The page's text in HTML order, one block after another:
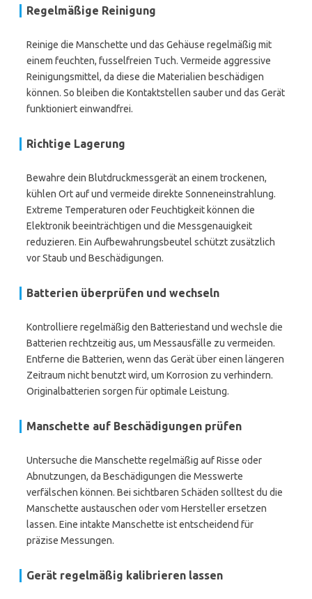
Regelmäßige Reinigung
Reinige die Manschette und das Gehäuse regelmäßig mit
einem feuchten, fusselfreien Tuch. Vermeide aggressive
Reinigungsmittel, da diese die Materialien beschädigen
können. So bleiben die Kontaktstellen sauber und das Gerät
funktioniert einwandfrei.
Richtige Lagerung
Bewahre dein Blutdruckmessgerät an einem trockenen,
kühlen Ort auf und vermeide direkte Sonneneinstrahlung.
Extreme Temperaturen oder Feuchtigkeit können die
Elektronik beeinträchtigen und die Messgenauigkeit
reduzieren. Ein Aufbewahrungsbeutel schützt zusätzlich
vor Staub und Beschädigungen.
Batterien überprüfen und wechseln
Kontrolliere regelmäßig den Batteriestand und wechsle die
Batterien rechtzeitig aus, um Messausfälle zu vermeiden.
Entferne die Batterien, wenn das Gerät über einen längeren
Zeitraum nicht benutzt wird, um Korrosion zu verhindern.
Originalbatterien sorgen für optimale Leistung.
Manschette auf Beschädigungen prüfen
Untersuche die Manschette regelmäßig auf Risse oder
Abnutzungen, da Beschädigungen die Messwerte
verfälschen können. Bei sichtbaren Schäden solltest du die
Manschette austauschen oder vom Hersteller ersetzen
lassen. Eine intakte Manschette ist entscheidend für
präzise Messungen.
Gerät regelmäßig kalibrieren lassen